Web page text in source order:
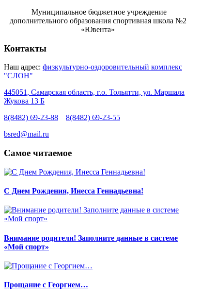
Муниципальное бюджетное учреждение
дополнительного образования спортивная школа №2
«Ювента»
Контакты
Наш адрес: физкультурно-оздоровительный комплекс
"СЛОН"
445051, Самарская область, г.о. Тольятти, ул. Маршала
Жукова 13 Б
8(8482) 69-23-88
8(8482) 69-23-55
bsred@mail.ru
Самое читаемое
С Днем Рождения, Инесса Геннадьевна!
Внимание родители! Заполните данные в системе
«Мой спорт»
Прощание с Георгием…